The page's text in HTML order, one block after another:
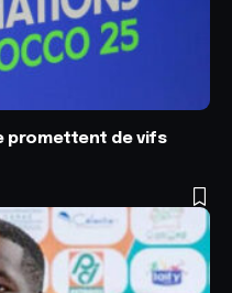
promettent de vifs